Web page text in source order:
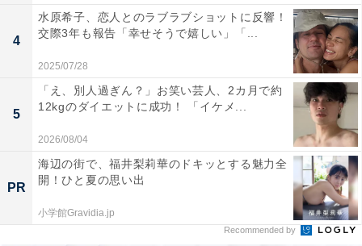
4
水原希子、恋人とのラブラブショットに反響！
交際3年も報告「幸せそうで嬉しい」「...
2025/07/28
5
「え、別人過ぎん？」お笑い芸人、2カ月で約
12kgのダイエットに成功！ 「イケメ...
2026/08/04
PR
海辺の街で、福井梨莉華のドキッとする魅力全
開！ひと夏の思い出
小学館Gravidia.jp
Recommended by